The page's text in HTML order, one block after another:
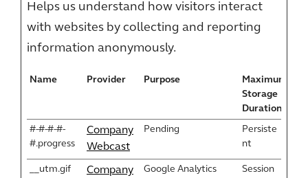
Helps us understand how visitors interact
with websites by collecting and reporting
information anonymously.
Name Provider Purpose
Maximum
Storage
Duration
#-#-#-#-
#.progress
Company
Webcast
Pending
Persiste
nt
__utm.gif
Company
Google Analytics
Session